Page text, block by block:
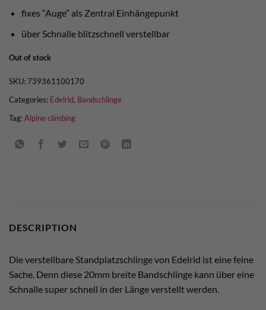
fixes “Auge” als Zentral Einhängepunkt
über Schnalle blitzschnell verstellbar
Out of stock
SKU:739361100170
Categories: Edelrid, Bandschlinge
Tag:Alpine climbing
DESCRIPTION
Die verstellbare Standplatzschlinge von Edelrid ist eine feine
Sache. Denn diese 20mm breite Bandschlinge kann über eine
Schnalle super schnell in der Länge verstellt werden.